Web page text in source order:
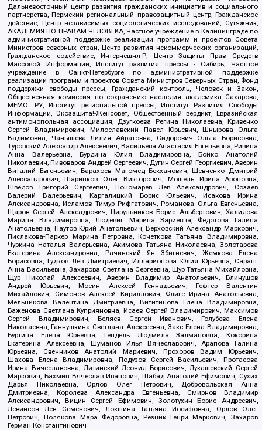
Дальневосточный центр развития гражданских инициатив и социального
партнерства, Пермский региональный правозащитный центр, Гражданское
действие, Центр независимых социологических исследований, Сутяжник,
АКАДЕМИЯ ПО ПРАВАМ ЧЕЛОВЕКА, Частное учреждение в Калининграде по
административной поддержке реализации программ и проектов Совета
Министров северных стран, Центр развития некоммерческих организаций,
Гражданское содействие, Интернешнл-Р, Центр Защиты Прав Средств
Массовой Информации, Институт развития прессы - Сибирь, Частное
учреждение в Санкт-Петербурге по административной поддержке
реализации программ и проектов Совета Министров Северных Стран, Фонд
поддержки свободы прессы, Гражданский контроль, Человек и Закон,
Общественная комиссия по сохранению наследия академика Сахарова,
МЕМО. РУ, Институт региональной прессы, Институт Развития Свободы
Информации, Экозащита!-Женсовет, Общественный вердикт, Евразийская
антимонопольная ассоциация, Дзугкоева Регина Николаевна, Кривенко
Сергей Владимирович, Милославский Павел Юрьевич, Шнырова Ольга
Вадимовна, Чанышева Лилия Айратовна, Сидорович Ольга Борисовна,
Туровский Александр Алексеевич, Васильева Анастасия Евгеньевна, Ривина
Анна Валерьевна, Бурдина Юлия Владимировна, Бойко Анатолий
Николаевич, Пивоваров Андрей Сергеевич, Дугин Сергей Георгиевич, Аверин
Виталий Евгеньевич, Барахоев Магомед Бекханович, Шевченко Дмитрий
Александрович, Шарипков Олег Викторович, Мошель Ирина Ароновна,
Шведов Григорий Сергеевич, Пономарев Лев Александрович, Созаев
Валерий Валерьевич, Каргалицкий Борис Юльевич, Исакова Ирина
Александровна, Исламов Тимур Рифгатович, Романова Ольга Евгеньевна,
Щаров Сергей Алексадрович, Цирульников Борис Альбертович, Халидова
Марина Владимировна, Людевиг Марина Зариевна, Федотова Галина
Анатольевна, Паутов Юрий Анатольевич, Верховский Александр Маркович,
Пислакова-Паркер Марина Петровна, Кочеткова Татьяна Владимировна,
Чуркина Наталья Валерьевна, Акимова Татьяна Николаевна, Золотарева
Екатерина Александровна, Рачинский Ян Збигневич, Жемкова Елена
Борисовна, Гудков Лев Дмитриевич, Илларионова Юлия Юрьевна, Саранг
Анна Васильевна, Захарова Светлана Сергеевна, Щур Татьяна Михайловна,
Щур Николай Алексеевич, Аверин Владимир Анатольевич, Блинушов
Андрей Юрьевич, Мосин Алексей Геннадьевич, Гефтер Валентин
Михайлович, Симонов Алексей Кириллович, Флиге Ирина Анатольевна,
Мельникова Валентина Дмитриевна, Вититинова Елена Владимировна,
Баженова Светлана Куприяновна, Исаев Сергей Владимирович, Максимов
Сергей Владимирович, Беляев Сергей Иванович, Голубева Елена
Николаевна, Ганнушкина Светлана Алексеевна, Закс Елена Владимировна,
Буртина Елена Юрьевна, Гендель Людмила Залмановна, Кокорина
Екатерина Алексеевна, Шуманов Илья Вячеславович, Арапова Галина
Юрьевна, Свечников Анатолий Мариевич, Прохоров Вадим Юрьевич,
Шахова Елена Владимировна, Подузов Сергей Васильевич, Протасова
Ирина Вячеславовна, Литинский Леонид Борисович, Лукашевский Сергей
Маркович, Бахмин Вячеслав Иванович, Шабад Анатолий Ефимович, Сухих
Дарья Николаевна, Орлов Олег Петрович, Добровольская Анна
Дмитриевна, Королева Александра Евгеньевна, Смирнов Владимир
Александрович, Вицин Сергей Ефимович, Золотухин Борис Андреевич,
Левинсон Лев Семенович, Локшина Татьяна Иосифовна, Орлов Олег
Петрович, Полякова Мара Федоровна, Резник Генри Маркович, Захаров
Герман Константинович